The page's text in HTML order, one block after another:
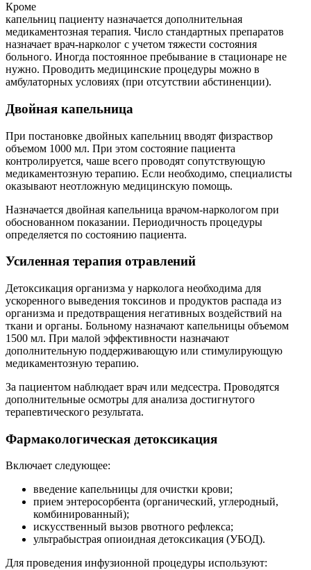
Кроме
капельниц пациенту назначается дополнительная
медикаментозная терапия. Число стандартных препаратов
назначает врач-нарколог с учетом тяжести состояния
больного. Иногда постоянное пребывание в стационаре не
нужно. Проводить медицинские процедуры можно в
амбулаторных условиях (при отсутствии абстиненции).
Двойная капельница
При постановке двойных капельниц вводят физраствор
объемом 1000 мл. При этом состояние пациента
контролируется, чаше всего проводят сопутствующую
медикаментозную терапию. Если необходимо, специалисты
оказывают неотложную медицинскую помощь.
Назначается двойная капельница врачом-наркологом при
обоснованном показании. Периодичность процедуры
определяется по состоянию пациента.
Усиленная терапия отравлений
Детоксикация организма у нарколога необходима для
ускоренного выведения токсинов и продуктов распада из
организма и предотвращения негативных воздействий на
ткани и органы. Больному назначают капельницы объемом
1500 мл. При малой эффективности назначают
дополнительную поддерживающую или стимулирующую
медикаментозную терапию.
За пациентом наблюдает врач или медсестра. Проводятся
дополнительные осмотры для анализа достигнутого
терапевтического результата.
Фармакологическая детоксикация
Включает следующее:
введение капельницы для очистки крови;
прием энтеросорбента (органический, углеродный,
комбинированный);
искусственный вызов рвотного рефлекса;
ультрабыстрая опиоидная детоксикация (УБОД).
Для проведения инфузионной процедуры используют: